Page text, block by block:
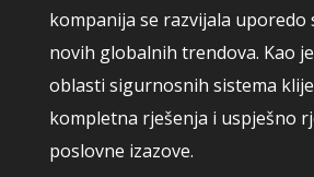
kompanija se razvijala uporedo
novih globalnih trendova. Kao
oblasti sigurnosnih sistema
kompletna rješenja i uspješno
poslovne izazove.